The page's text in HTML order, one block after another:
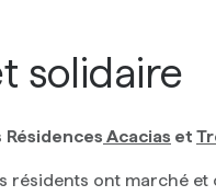
solidaire
Résidences Acacias et
résidents ont marché